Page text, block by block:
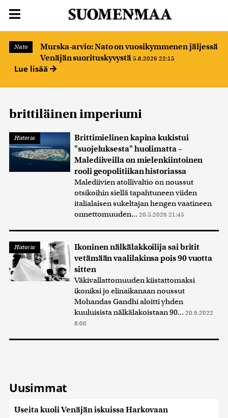
Nato
Murska-arvio: Nato on vuosikymmenen jäljessä
Venäjän suorituskyvystä 5.8.2026 22:15
Lue lisää
brittiläinen imperiumi
Historia
Brittimielinen kapina kukistui
"suojeluksesta" huolimatta –
Malediiveilla on mielenkiintoinen
rooli geopolitiikan historiassa
Malediivien atollivaltio on noussut
otsikoihin siellä tapahtuneen viiden
italialaisen sukeltajan hengen vaatineen
onnettomuuden... 20.5.2026 21:45
Historia
Ikoninen nälkälakkoilija sai britit
vetämään vaalilakinsa pois 90 vuotta
sitten
Väkivallattomuuden kiistattomaksi
ikoniksi jo elinaikanaan noussut
Mohandas Gandhi aloitti yhden
kuuluisista nälkälakoistaan 90... 20.9.2022
8:00
Uusimmat
Useita kuoli Venäjän iskuissa Harkovaan